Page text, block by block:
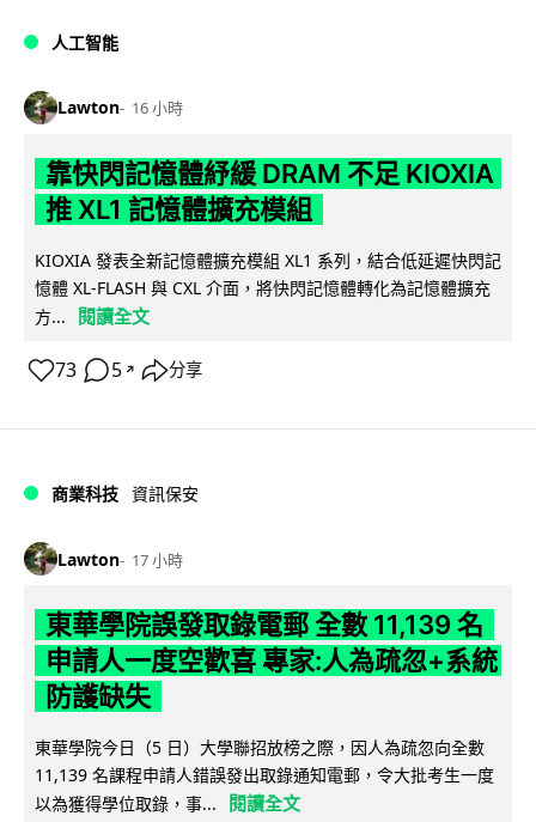
人工智能
Lawton 16 小時
靠快閃記憶體紓緩 DRAM 不足 KIOXIA
推 XL1 記憶體擴充模組
KIOXIA 發表全新記憶體擴充模組 XL1 系列，結合低延遲快閃記
憶體 XL-FLASH 與 CXL 介面，將快閃記憶體轉化為記憶體擴充
方...
閱讀全文
73 5 ↗ 分享
商業科技 資訊保安
Lawton 17 小時
東華學院誤發取錄電郵 全數 11,139 名
申請人一度空歡喜 專家:人為疏忽+系統
防護缺失
東華學院今日（5 日）大學聯招放榜之際，因人為疏忽向全數
11,139 名課程申請人錯誤發出取錄通知電郵，令大批考生一度
以為獲得學位取錄，事...
閱讀全文